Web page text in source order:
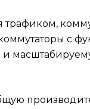
с
и